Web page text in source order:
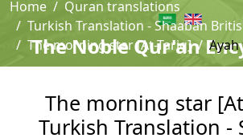
The Noble Qur'an
Home
Quran translations
Turkish Translation - Shaaban
The morning star [At-Tariq]
Ayah
The morning star
Turkish Translation -